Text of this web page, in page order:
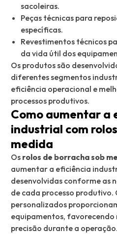
sacoleiras.
Peças técnicas para
específicas.
Revestimentos técnicos
da vida útil dos
Os produtos são
diferentes segmentos
eficiência operacional e
processos produtivos.
Como aumentar a
industrial com
medida
Os rolos de borracha sob
aumentar a eficiência
desenvolvidas conforme as
de cada processo produtivo.
personalizados
equipamentos,
precisão durante a operação.